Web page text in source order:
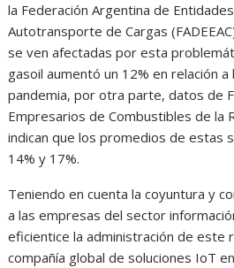
la Federación Argentina de
Autotransporte de Cargas
se ven afectadas por esta
gasoil aumentó un 12% en relación
pandemia, por otra parte, datos de
Empresarios de Combustibles de la
indican que los promedios de estas
14% y 17%.
Teniendo en cuenta la coyuntura y
a las empresas del sector
eficientice la administración de este
compañía global de soluciones IoT